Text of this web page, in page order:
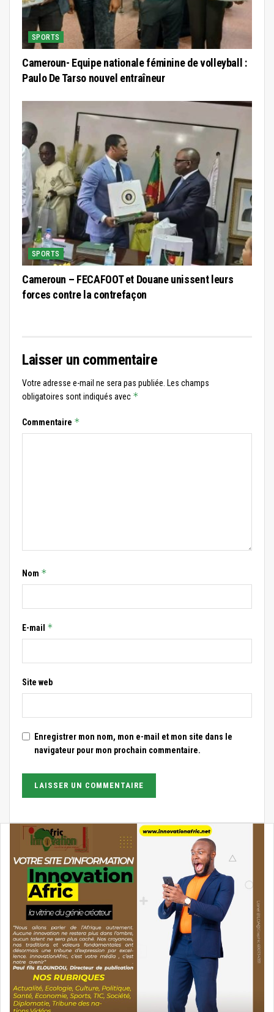
SPORTS
Cameroun- Equipe nationale féminine de volleyball :
Paulo De Tarso nouvel entraîneur
SPORTS
Cameroun – FECAFOOT et Douane unissent leurs
forces contre la contrefaçon
Laisser un commentaire
Votre adresse e-mail ne sera pas publiée. Les champs
obligatoires sont indiqués avec *
Commentaire *
Nom *
E-mail *
Site web
Enregistrer mon nom, mon e-mail et mon site dans le
navigateur pour mon prochain commentaire.